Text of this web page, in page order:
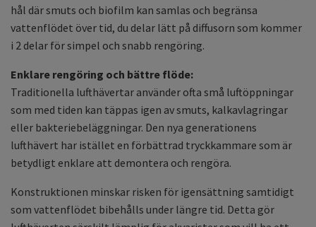
hål där smuts och biofilm kan samlas och begränsa
vattenflödet över tid, du delar lätt på diffusorn som kommer
i 2 delar för simpel och snabb rengöring.
Enklare rengöring och bättre flöde:
Traditionella lufthävertar använder ofta små luftöppningar
som med tiden kan täppas igen av smuts, kalkavlagringar
eller bakteriebeläggningar. Den nya generationens
lufthävert har istället en förbättrad tryckkammare som är
betydligt enklare att demontera och rengöra.
Konstruktionen minskar risken för igensättning samtidigt
som vattenflödet bibehålls under längre tid. Detta gör